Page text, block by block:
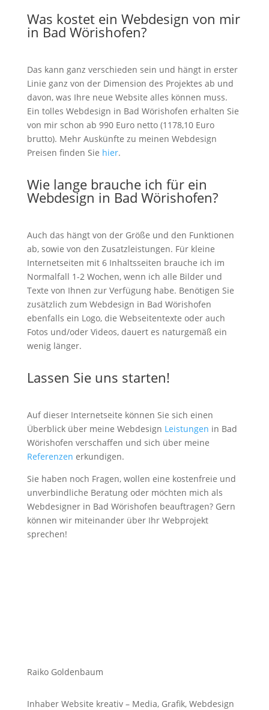
Was kostet ein Webdesign von mir
in Bad Wörishofen?
Das kann ganz verschieden sein und hängt in erster
Linie ganz von der Dimension des Projektes ab und
davon, was Ihre neue Website alles können muss.
Ein tolles Webdesign in Bad Wörishofen erhalten Sie
von mir schon ab 990 Euro netto (1178,10 Euro
brutto). Mehr Auskünfte zu meinen Webdesign
Preisen finden Sie hier.
Wie lange brauche ich für ein
Webdesign in Bad Wörishofen?
Auch das hängt von der Größe und den Funktionen
ab, sowie von den Zusatzleistungen. Für kleine
Internetseiten mit 6 Inhaltsseiten brauche ich im
Normalfall 1-2 Wochen, wenn ich alle Bilder und
Texte von Ihnen zur Verfügung habe. Benötigen Sie
zusätzlich zum Webdesign in Bad Wörishofen
ebenfalls ein Logo, die Webseitentexte oder auch
Fotos und/oder Videos, dauert es naturgemäß ein
wenig länger.
Lassen Sie uns starten!
Auf dieser Internetseite können Sie sich einen
Überblick über meine Webdesign Leistungen in Bad
Wörishofen verschaffen und sich über meine
Referenzen erkundigen.
Sie haben noch Fragen, wollen eine kostenfreie und
unverbindliche Beratung oder möchten mich als
Webdesigner in Bad Wörishofen beauftragen? Gern
können wir miteinander über Ihr Webprojekt
sprechen!
Raiko Goldenbaum
Inhaber Website kreativ – Media, Grafik, Webdesign